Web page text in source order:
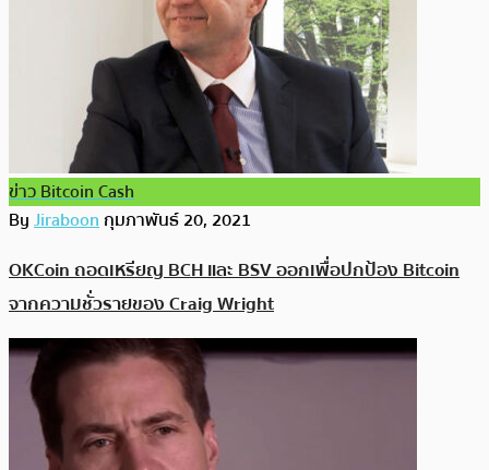
ข่าว Bitcoin Cash
ByJiraboonกุมภาพันธ์ 20, 2021
OKCoin ถอดเหรียญ BCH และ BSV ออกเพื่อปกป้อง Bitcoin
จากความชั่วรายของ Craig Wright